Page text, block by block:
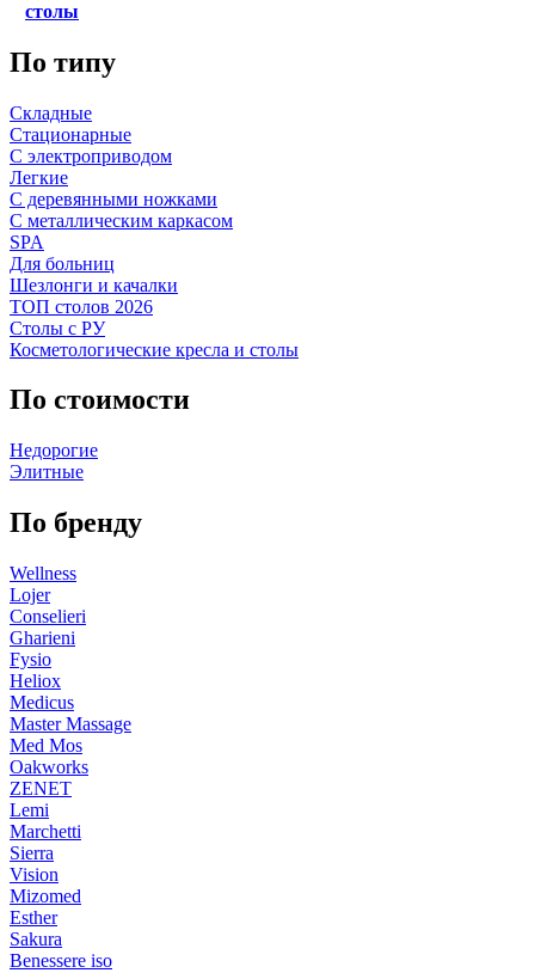
столы
По типу
Складные
Стационарные
С электроприводом
Легкие
С деревянными ножками
С металлическим каркасом
SPA
Для больниц
Шезлонги и качалки
ТОП столов 2026
Столы с РУ
Косметологические кресла и столы
По стоимости
Недорогие
Элитные
По бренду
Wellness
Lojer
Conselieri
Gharieni
Fysio
Heliox
Medicus
Master Massage
Med Mos
Oakworks
ZENET
Lemi
Marchetti
Sierra
Vision
Mizomed
Esther
Sakura
Benessere iso